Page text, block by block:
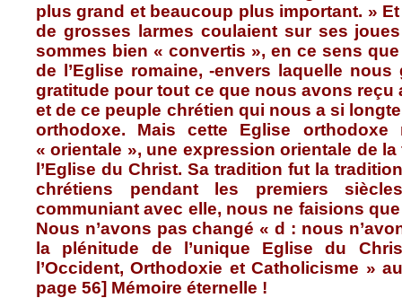
plus grand et beaucoup plus important. »
de grosses larmes coulaient sur ses
sommes bien « convertis », en ce sens
de l’Eglise romaine, -envers laquelle
gratitude pour tout ce que nous avons reçu
et de ce peuple chrétien qui nous a si
orthodoxe. Mais cette Eglise orthodoxe
« orientale », une expression orientale de
l’Eglise du Christ. Sa tradition fut la
chrétiens pendant les premiers
communiant avec elle, nous ne faisions
Nous n’avons pas changé « d : nous
la plénitude de l’unique Eglise du
l’Occident, Orthodoxie et Catholicisme »
page 56] Mémoire éternelle !